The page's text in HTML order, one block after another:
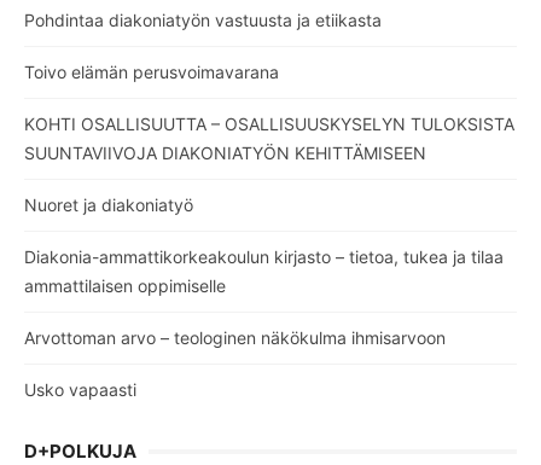
Pohdintaa diakoniatyön vastuusta ja etiikasta
Toivo elämän perusvoimavarana
KOHTI OSALLISUUTTA – OSALLISUUSKYSELYN TULOKSISTA
SUUNTAVIIVOJA DIAKONIATYÖN KEHITTÄMISEEN
Nuoret ja diakoniatyö
Diakonia-ammattikorkeakoulun kirjasto – tietoa, tukea ja tilaa
ammattilaisen oppimiselle
Arvottoman arvo – teologinen näkökulma ihmisarvoon
Usko vapaasti
D+POLKUJA